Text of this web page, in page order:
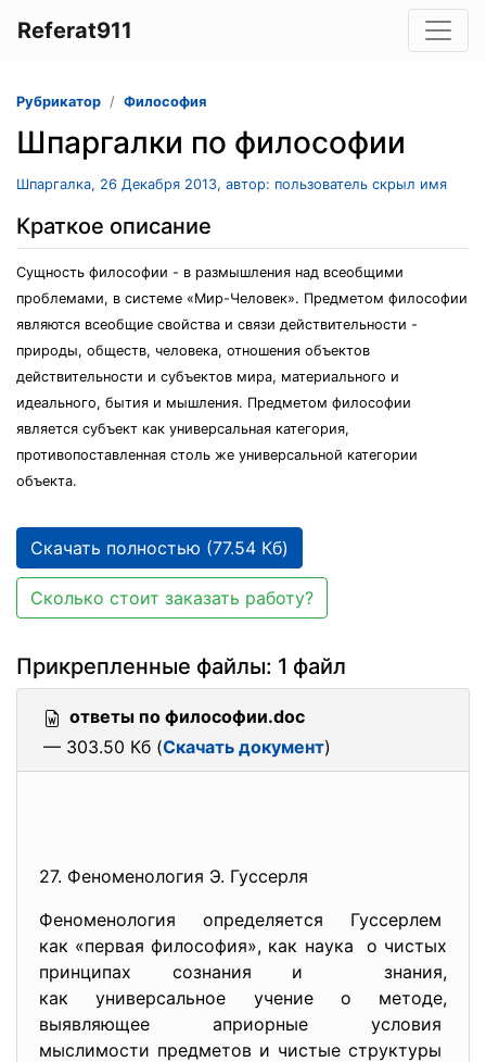
Referat911
Рубрикатор Философия
Шпаргалки по философии
Шпаргалка, 26 Декабря 2013, автор: пользователь скрыл имя
Краткое описание
Сущность философии - в размышления над всеобщими
проблемами, в системе «Мир-Человек». Предметом философии
являются всеобщие свойства и связи действительности -
природы, обществ, человека, отношения объектов
действительности и субъектов мира, материального и
идеального, бытия и мышления. Предметом философии
является субъект как универсальная категория,
противопоставленная столь же универсальной категории
объекта.
Скачать полностью (77.54 Кб)
Сколько стоит заказать работу?
Прикрепленные файлы: 1 файл
ответы по философии.doc
— 303.50 Кб (Скачать документ)
27. Феноменология Э. Гуссерля
Феноменология определяется Гуссерлем
как «первая философия», как наука о чистых
принципах сознания и знания,
как универсальное учение о методе,
выявляющее априорные условия
мыслимости предметов и чистые структуры